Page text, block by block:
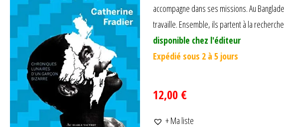
accompagne dans ses missions. Au
travaille. Ensemble, ils partent à la
disponible chez l'éditeur
Expédié sous 2 à 5 jours
12,00 €
+ Ma liste